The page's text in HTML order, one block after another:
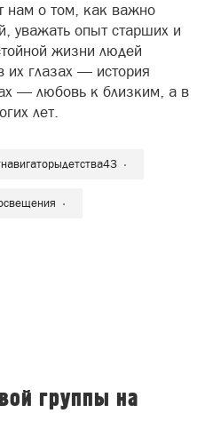
нам о том, как важно
уважать опыт старших и
жизни людей
их глазах — история
— любовь к близким, а в
лет.
группы на